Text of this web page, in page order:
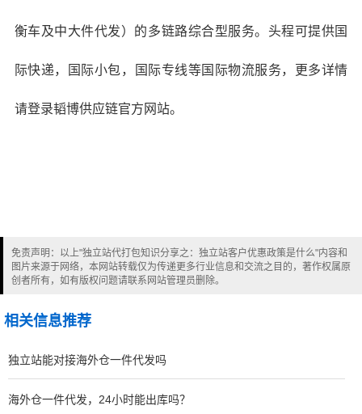
衡车及中大件代发）的多链路综合型服务。头程可提供国
际快递， 国际小包， 国际专线等国际物流服务，更多详情
请登录韬博供应链官方网站。
免责声明：以上"独立站代打包知识分享之：独立站客户优惠政策是什么"内容和
图片来源于网络，本网站转载仅为传递更多行业信息和交流之目的，著作权属原
创者所有，如有版权问题请联系网站管理员删除。
相关信息推荐
独立站能对接海外仓一件代发吗
海外仓一件代发，24小时能出库吗？